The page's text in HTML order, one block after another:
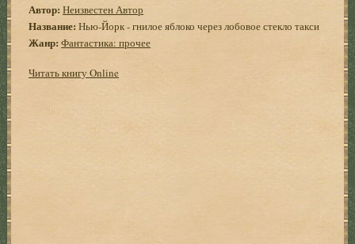
Автор: Неизвестен Автор
Название: Нью-Йорк - гнилое яблоко через лобовое стекло такси
Жанр: Фантастика: прочее
Читать книгу Online